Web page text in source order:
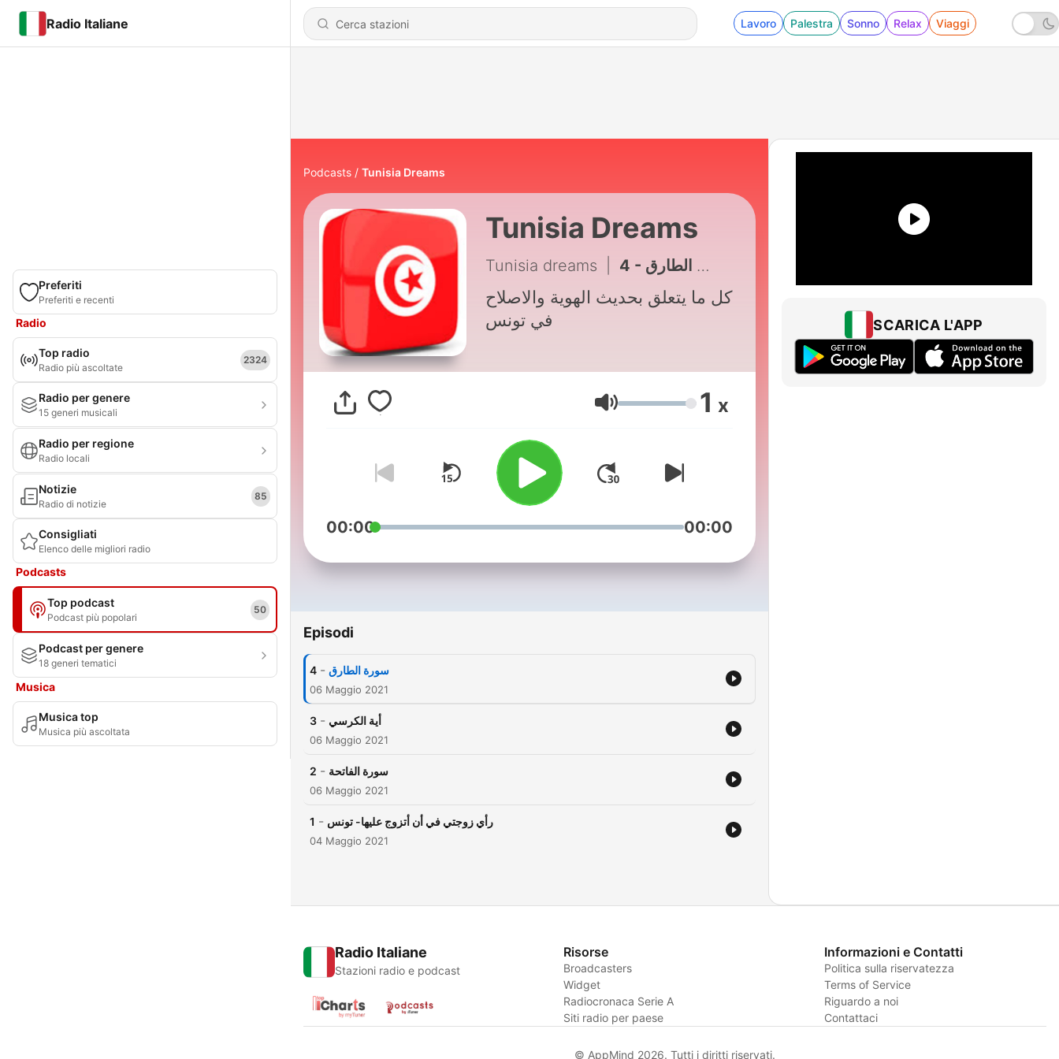
Radio Italiane Lavoro Palestra Sonno Relax Viaggi
Preferiti
Preferiti e recenti
Radio
Top radio
Radio più ascoltate
2324
Radio per genere
15 generi musicali
Radio per regione
Radio locali
Notizie
Radio di notizie
85
Consigliati
Elenco delle migliori radio
Podcasts
Top podcast
Podcast più popolari
50
Podcast per genere
18 generi tematici
Musica
Musica top
Musica più ascoltata
Podcasts Tunisia Dreams
Tunisia Dreams
Tunisia dreams 4 - سورة الطارق
كل ما يتعلق بحديث الهوية والاصلاح
في تونس
Volume 1 x
00:00 00:00
Episodi
4 - سورة الطارق
06 Maggio 2021
3 - أية الكرسي
06 Maggio 2021
2 - سورة الفاتحة
06 Maggio 2021
1 - رأي زوجتي في أن أتزوج عليها- تونس
04 Maggio 2021
SCARICA L'APP
Radio Italiane
Stazioni radio e podcast
Risorse
Broadcasters
Widget
Radiocronaca Serie A
Siti radio per paese
Informazioni e Contatti
Politica sulla riservatezza
Terms of Service
Riguardo a noi
Contattaci
© AppMind 2026. Tutti i diritti riservati.